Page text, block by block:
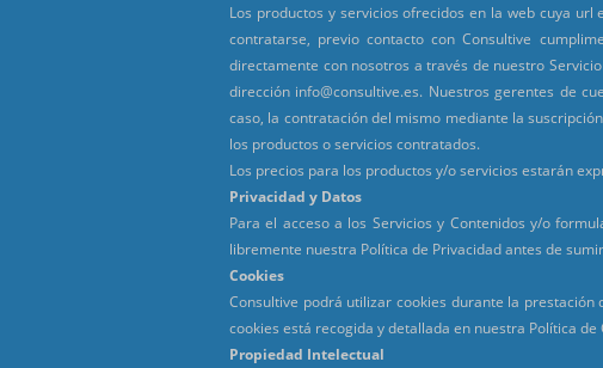
Los productos y servicios ofrecidos en la web cuya url
contratarse, previo contacto con Consultive
directamente con nosotros a través de nuestro
dirección info@consultive.es. Nuestros gerentes de
caso, la contratación del mismo mediante la
los productos o servicios contratados.
Los precios para los productos y/o servicios estarán
Privacidad y Datos
Para el acceso a los Servicios y Contenidos y/o
libremente nuestra Política de Privacidad antes de
Cookies
Consultive podrá utilizar cookies durante la prestación
cookies está recogida y detallada en nuestra Política de
Propiedad Intelectual